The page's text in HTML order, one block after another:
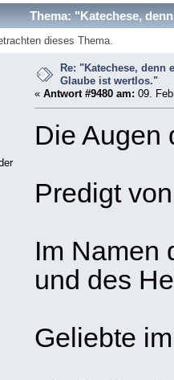
Thema: "Katechese,
dieses Thema.
Re: "Katechese, denn
Glaube ist wertlos."
« Antwort #9480 am: 09.
Die Augen
Predigt
Im Namen
und des
Geliebte